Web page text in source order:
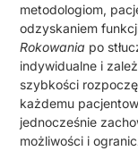
metodologiom,
odzyskaniem
Rokowania po
indywidualne i
szybkości
każdemu
jednocześnie
możliwości i